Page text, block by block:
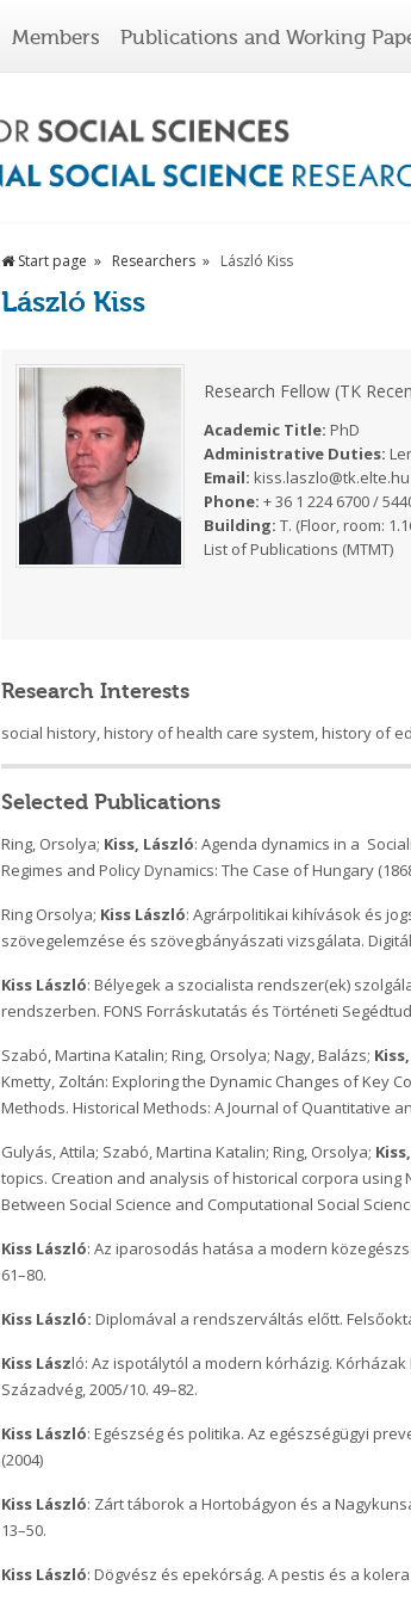
Members Publications and Working
Start page Researchers László Kiss
László Kiss
Research Fellow (TK
Academic Title: PhD
Administrative Duties:
Email: kiss.laszlo@tk.elte.hu
Phone: + 36 1 224 6700 /
Building: T. (Floor, room:
List of Publications (MTMT)
Research Interests
social history, history of health care system, history of
Selected Publications
Ring, Orsolya; Kiss, László: Agenda dynamics in a
Regimes and Policy Dynamics: The Case of Hungary
Ring Orsolya; Kiss László: Agrárpolitikai kihívások és
szövegelemzése és szövegbányászati vizsgálata.
Kiss László: Bélyegek a szocialista rendszer(ek)
rendszerben. FONS Forráskutatás és Történeti
Szabó, Martina Katalin; Ring, Orsolya; Nagy, Balázs;
Kmetty, Zoltán: Exploring the Dynamic Changes of Key
Methods. Historical Methods: A Journal of Quantitative
Gulyás, Attila; Szabó, Martina Katalin; Ring, Orsolya;
topics. Creation and analysis of historical corpora using
Between Social Science and Computational Social
Kiss László: Az iparosodás hatása a modern
61–80.
Kiss László:Diplomával a rendszerváltás előtt.
Kiss László: Az ispotálytól a modern kórházig.
Századvég, 2005/10. 49–82.
Kiss László: Egészség és politika. Az egészségügyi
(2004)
Kiss László: Zárt táborok a Hortobágyon és a
13–50.
Kiss László: Dögvész és epekórság. A pestis és a